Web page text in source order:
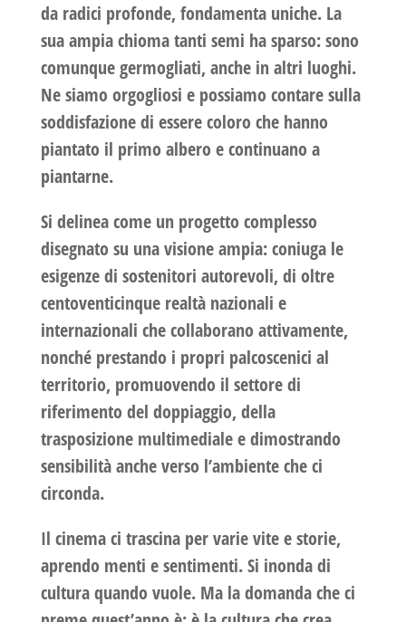
da radici profonde, fondamenta uniche. La
sua ampia chioma tanti semi ha sparso: sono
comunque germogliati, anche in altri luoghi.
Ne siamo orgogliosi e possiamo contare sulla
soddisfazione di essere coloro che hanno
piantato il primo albero e continuano a
piantarne.
Si delinea come un progetto complesso
disegnato su una visione ampia: coniuga le
esigenze di sostenitori autorevoli, di oltre
centoventicinque realtà nazionali e
internazionali che collaborano attivamente,
nonché prestando i propri palcoscenici al
territorio, promuovendo il settore di
riferimento del doppiaggio, della
trasposizione multimediale e dimostrando
sensibilità anche verso l’ambiente che ci
circonda.
Il cinema ci trascina per varie vite e storie,
aprendo menti e sentimenti. Si inonda di
cultura quando vuole. Ma la domanda che ci